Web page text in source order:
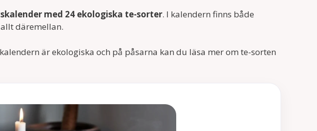
med 24 ekologiska te-sorter. I kalendern finns både
däremellan.
är ekologiska och på påsarna kan du läsa mer om te-sorten